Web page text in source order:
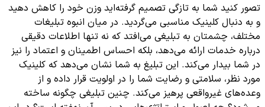
تصور کنید شما به تازگی تصمیم گرفته‌اید وزن خود را کاهش دهید
و به دنبال کلینیک مناسبی می‌گردید. در میان انبوه تبلیغات
مختلف، چشمتان به تبلیغی می‌افتد که نه تنها اطلاعات دقیقی
درباره خدمات ارائه می‌دهد، بلکه احساس اطمینان و اعتماد را نیز
در شما بیدار می‌کند. این تبلیغ به شما نشان می‌دهد که کلینیک
مورد نظر، سلامتی و رضایت شما را در اولویت قرار داده و از
وعده‌های غیرواقعی پرهیز می‌کند. چنین تبلیغی چگونه ساخته